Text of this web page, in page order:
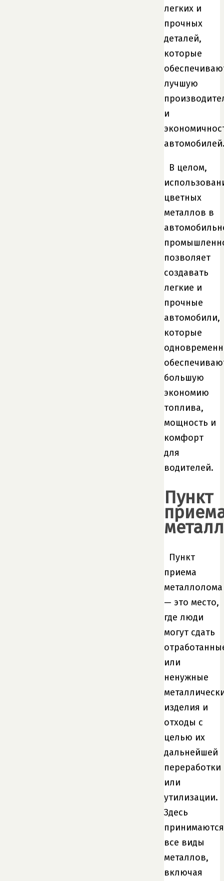
легких и
прочных
деталей,
которые
лучшую
и
В целом,
цветных
металлов в
позволяет
создавать
легкие и
прочные
автомобили,
которые
большую
экономию
топлива,
мощность и
комфорт
для
водителей.
Пункт
Пункт
приема
металлолома
— это место,
где люди
могут сдать
или
ненужные
изделия и
отходы с
целью их
дальнейшей
переработки
или
утилизации.
Здесь
принимаются
все виды
металлов,
включая